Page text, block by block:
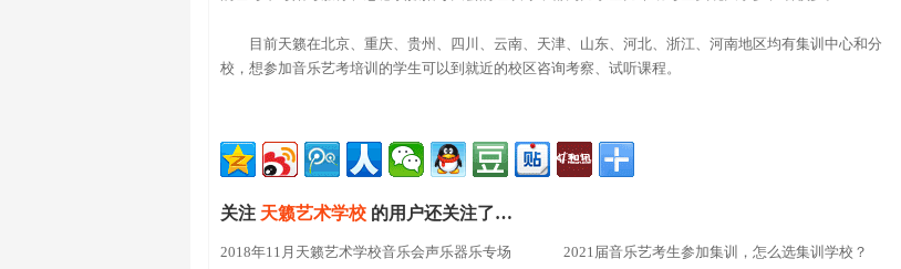
目前天籁在北京、重庆、贵州、四川、云南、天津、山东、河北、浙江、河南地区均有集训中心和分
校，想参加音乐艺考培训的学生可以到就近的校区咨询考察、试听课程。
关注 天籁艺术学校 的用户还关注了…
2018年11月天籁艺术学校音乐会声乐器乐专场
2021届音乐艺考生参加集训，怎么选集训学校？